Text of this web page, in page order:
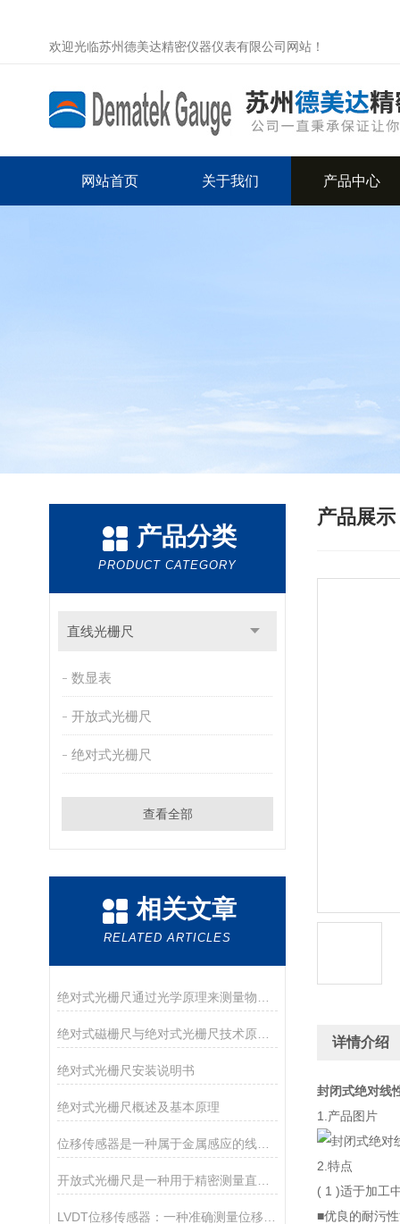
欢迎光临苏州德美达精密仪器仪表有限公司网站！
网站首页 关于我们 产品中心
产品分类
PRODUCT CATEGORY
直线光栅尺
数显表
开放式光栅尺
绝对式光栅尺
查看全部
相关文章
RELATED ARTICLES
绝对式磁栅尺与绝对式光栅尺技术原理及区别
绝对式光栅尺安装说明书
绝对式光栅尺概述及基本原理
位移传感器是一种属于金属感应的线性器件
产品展示
详情介绍
封闭式绝对线
1.产品图片
2.特点
( 1 )适于加工
■优良的耐污